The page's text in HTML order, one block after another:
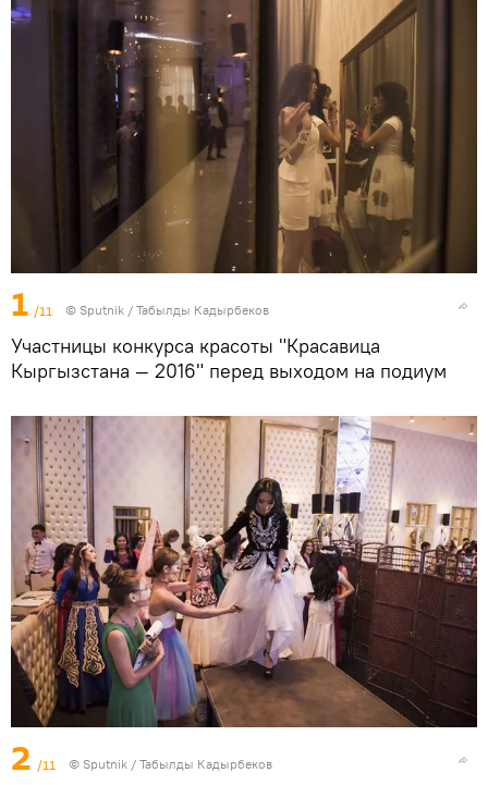
1 /11 © Sputnik / Табылды Кадырбеков
Участницы конкурса красоты "Красавица
Кыргызстана — 2016" перед выходом на подиум
2 /11 © Sputnik / Табылды Кадырбеков